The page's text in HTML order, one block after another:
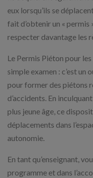
eux lorsqu’ils se
fait d’obtenir un « permis
respecter davantage les
Le Permis Piéton pour les
simple examen : c’est
pour former des piétons
d’accidents. En
plus jeune âge, ce
déplacements dans
autonomie.
En tant qu’enseignant,
programme et dans